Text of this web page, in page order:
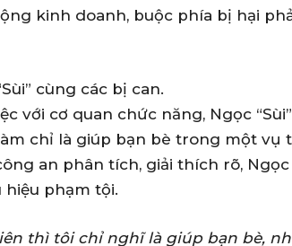
kinh doanh, buộc phía bị hại
cùng các bị can.
với cơ quan chức năng, Ngọc
chỉ là giúp bạn bè trong một vụ
an phân tích, giải thích rõ,
hiệu phạm tội.
thì tôi chỉ nghĩ là giúp bạn bè,